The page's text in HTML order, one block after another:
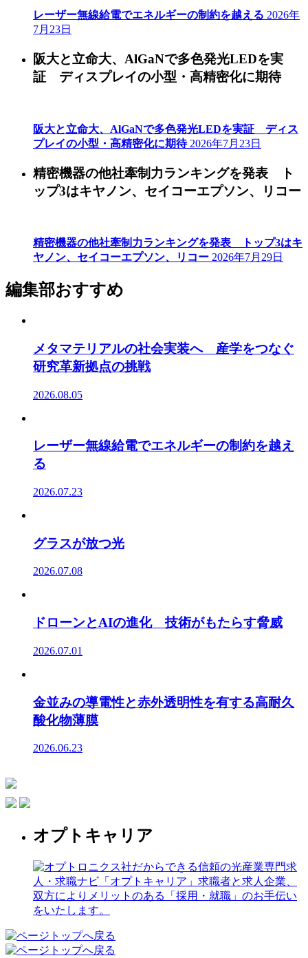
レーザー無線給電でエネルギーの制約を越える 2026年
7月23日
阪大と立命大、AlGaNで多色発光LEDを実
証 ディスプレイの小型・高精密化に期待
阪大と立命大、AlGaNで多色発光LEDを実証 ディス
プレイの小型・高精密化に期待 2026年7月23日
精密機器の他社牽制力ランキングを発表 ト
ップ3はキヤノン、セイコーエプソン、リコー
精密機器の他社牽制力ランキングを発表 トップ3はキ
ヤノン、セイコーエプソン、リコー 2026年7月29日
編集部おすすめ
メタマテリアルの社会実装へ 産学をつなぐ
研究革新拠点の挑戦
2026.08.05
レーザー無線給電でエネルギーの制約を越え
る
2026.07.23
グラスが放つ光
2026.07.08
ドローンとAIの進化 技術がもたらす脅威
2026.07.01
金並みの導電性と赤外透明性を有する高耐久
酸化物薄膜
2026.06.23
オプトキャリア